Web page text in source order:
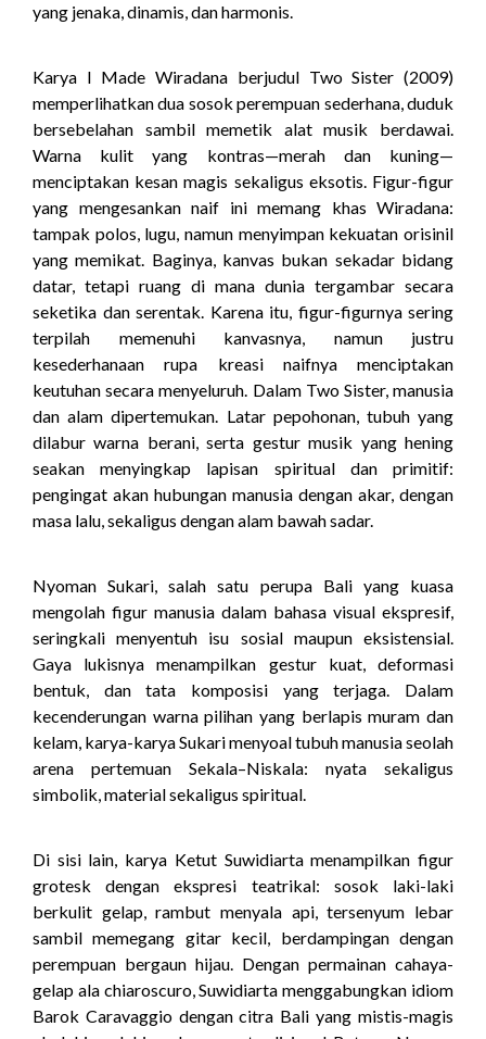
yang jenaka, dinamis, dan harmonis.
Karya I Made Wiradana berjudul Two Sister (2009)
memperlihatkan dua sosok perempuan sederhana, duduk
bersebelahan sambil memetik alat musik berdawai.
Warna kulit yang kontras—merah dan kuning—
menciptakan kesan magis sekaligus eksotis. Figur-figur
yang mengesankan naif ini memang khas Wiradana:
tampak polos, lugu, namun menyimpan kekuatan orisinil
yang memikat. Baginya, kanvas bukan sekadar bidang
datar, tetapi ruang di mana dunia tergambar secara
seketika dan serentak. Karena itu, figur-figurnya sering
terpilah memenuhi kanvasnya, namun justru
kesederhanaan rupa kreasi naifnya menciptakan
keutuhan secara menyeluruh. Dalam Two Sister, manusia
dan alam dipertemukan. Latar pepohonan, tubuh yang
dilabur warna berani, serta gestur musik yang hening
seakan menyingkap lapisan spiritual dan primitif:
pengingat akan hubungan manusia dengan akar, dengan
masa lalu, sekaligus dengan alam bawah sadar.
Nyoman Sukari, salah satu perupa Bali yang kuasa
mengolah figur manusia dalam bahasa visual ekspresif,
seringkali menyentuh isu sosial maupun eksistensial.
Gaya lukisnya menampilkan gestur kuat, deformasi
bentuk, dan tata komposisi yang terjaga. Dalam
kecenderungan warna pilihan yang berlapis muram dan
kelam, karya-karya Sukari menyoal tubuh manusia seolah
arena pertemuan Sekala–Niskala: nyata sekaligus
simbolik, material sekaligus spiritual.
Di sisi lain, karya Ketut Suwidiarta menampilkan figur
grotesk dengan ekspresi teatrikal: sosok laki-laki
berkulit gelap, rambut menyala api, tersenyum lebar
sambil memegang gitar kecil, berdampingan dengan
perempuan bergaun hijau. Dengan permainan cahaya-
gelap ala chiaroscuro, Suwidiarta menggabungkan idiom
Barok Caravaggio dengan citra Bali yang mistis-magis